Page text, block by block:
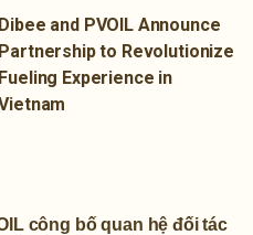
Dibee and PVOIL Announce
Partnership to Revolutionize
Fueling Experience in
công bố quan hệ đối tác